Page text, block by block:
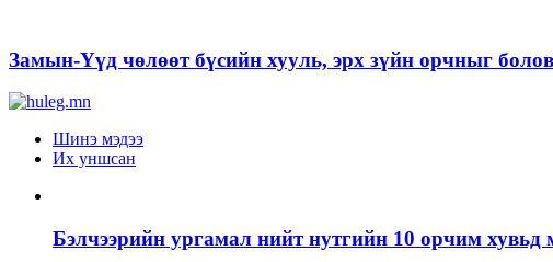
Замын-Үүд чөлөөт бүсийн хууль, эрх зүйн орчныг
Шинэ мэдээ
Их уншсан
Бэлчээрийн ургамал нийт нутгийн 10 орчим